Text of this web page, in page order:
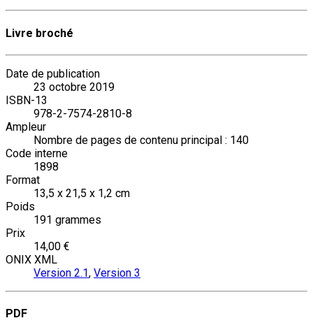
Livre broché
Date de publication
23 octobre 2019
ISBN-13
978-2-7574-2810-8
Ampleur
Nombre de pages de contenu principal : 140
Code interne
1898
Format
13,5 x 21,5 x 1,2 cm
Poids
191 grammes
Prix
14,00 €
ONIX XML
Version 2.1, Version 3
PDF